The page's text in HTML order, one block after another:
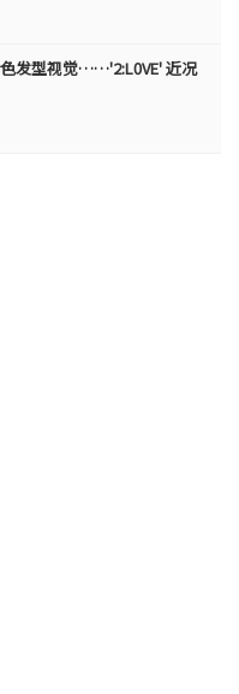
发型视觉……'2:L0VE' 近况